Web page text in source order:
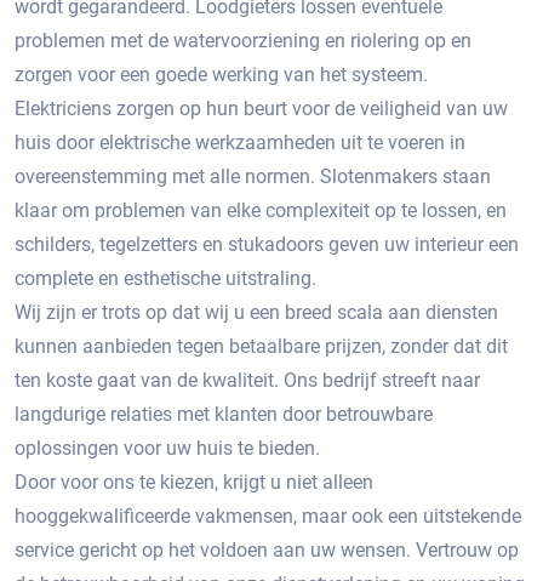
wordt gegarandeerd. Loodgieters lossen eventuele
problemen met de watervoorziening en riolering op en
zorgen voor een goede werking van het systeem.
Elektriciens zorgen op hun beurt voor de veiligheid van uw
huis door elektrische werkzaamheden uit te voeren in
overeenstemming met alle normen. Slotenmakers staan ​​
klaar om problemen van elke complexiteit op te lossen, en
schilders, tegelzetters en stukadoors geven uw interieur een
complete en esthetische uitstraling.
Wij zijn er trots op dat wij u een breed scala aan diensten
kunnen aanbieden tegen betaalbare prijzen, zonder dat dit
ten koste gaat van de kwaliteit. Ons bedrijf streeft naar
langdurige relaties met klanten door betrouwbare
oplossingen voor uw huis te bieden.
Door voor ons te kiezen, krijgt u niet alleen
hooggekwalificeerde vakmensen, maar ook een uitstekende
service gericht op het voldoen aan uw wensen. Vertrouw op